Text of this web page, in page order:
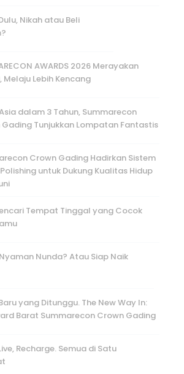
Nikah atau Beli
AWARDS 2026 Merayakan
Melaju Lebih Kencang
dalam 3 Tahun, Summarecon
Tunjukkan Lompatan Fantastis
Crown Gading Hadirkan Sistem
untuk Dukung Kualitas Hidup
Tempat Tinggal yang Cocok
Nunda? Atau Siap Naik
yang Ditunggu. The New Way In:
Barat Summarecon Crown Gading
Recharge. Semua di Satu